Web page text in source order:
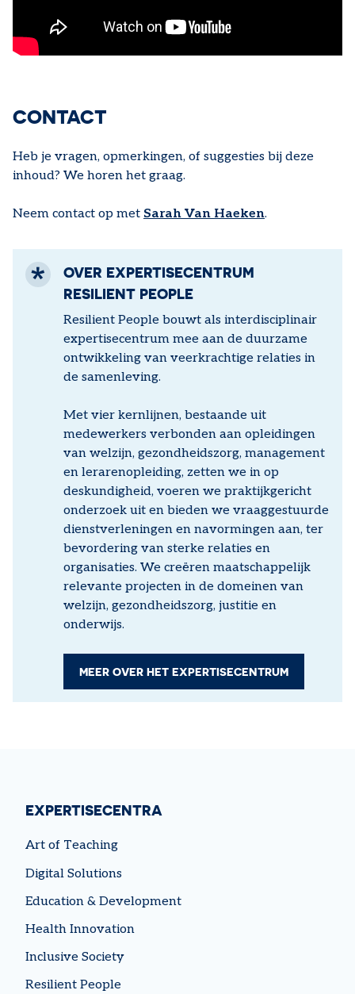
CONTACT
Heb je vragen, opmerkingen, of suggesties bij deze
inhoud? We horen het graag.
Neem contact op met Sarah Van Haeken.
OVER EXPERTISECENTRUM
RESILIENT PEOPLE
Resilient People bouwt als interdisciplinair
expertisecentrum mee aan de duurzame
ontwikkeling van veerkrachtige relaties in
de samenleving.
Met vier kernlijnen, bestaande uit
medewerkers verbonden aan opleidingen
van welzijn, gezondheidszorg, management
en lerarenopleiding, zetten we in op
deskundigheid, voeren we praktijkgericht
onderzoek uit en bieden we vraaggestuurde
dienstverleningen en navormingen aan, ter
bevordering van sterke relaties en
organisaties. We creëren maatschappelijk
relevante projecten in de domeinen van
welzijn, gezondheidszorg, justitie en
onderwijs.
MEER OVER HET EXPERTISECENTRUM
EXPERTISECENTRA
Art of Teaching
Digital Solutions
Education & Development
Health Innovation
Inclusive Society
Resilient People